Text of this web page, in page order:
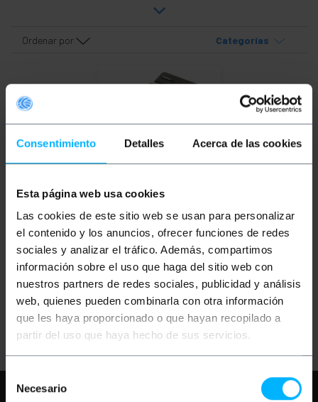
Consentimiento Detalles Acerca de las cookies
Esta página web usa cookies
Las cookies de este sitio web se usan para personalizar
el contenido y los anuncios, ofrecer funciones de redes
sociales y analizar el tráfico. Además, compartimos
información sobre el uso que haga del sitio web con
nuestros partners de redes sociales, publicidad y análisis
web, quienes pueden combinarla con otra información
que les haya proporcionado o que hayan recopilado a
partir del uso que haya hecho de sus servicios.
Selección
Necesario
Ordenar por Categorías
OUTLET35%
BEMATIK
Cargador de
batería Fuji 4.2V 600mA
FNP40 SBL0837
SBL0737 D-L18 K7004
PVP
0,99
0,64€
0,64€ IVA inc.
PVD
0,84
0,55€
Entrega inmediata REF: BH042
Cantidad
Necesita ayuda?